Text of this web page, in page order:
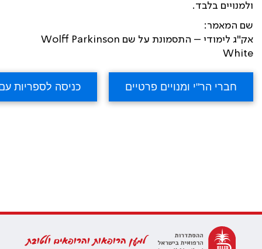
ולמנויים בלבד.
שם המאמר:
אק"ג לימודי – התסמונת על שם Wolff Parkinson
White
למען הרופאות והרופאים ולטובת